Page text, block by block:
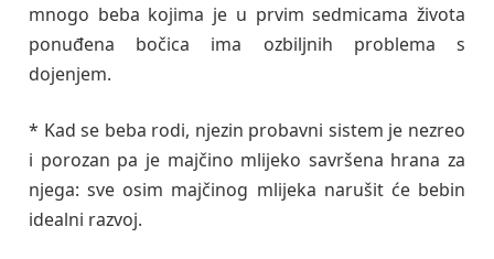
mnogo beba kojima je u prvim sedmicama života
ponuđena bočica ima ozbiljnih problema s
dojenjem.
* Kad se beba rodi, njezin probavni sistem je nezreo
i porozan pa je majčino mlijeko savršena hrana za
njega: sve osim majčinog mlijeka narušit će bebin
idealni razvoj.